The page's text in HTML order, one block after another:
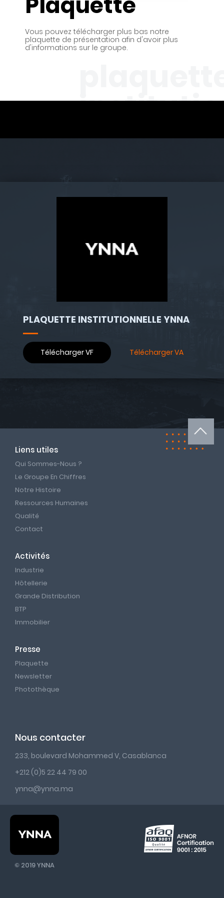
Vous pouvez télécharger plus bas notre
plaquette de présentation afin d'avoir plus
d'informations sur le groupe.
PLAQUETTE INSTITUTIONNELLE YNNA
Télécharger VF Télécharger VA
Nous contacter
233, boulevard Mohammed V, Casablanca
+212 (0)5 22 44 79 00
ynna@ynna.ma
Liens utiles
Qui Sommes-Nous ?
Le Groupe En Chiffres
Notre Histoire
Ressources Humaines
Qualité
Contact
Activités
Industrie
Hôtellerie
Grande Distribution
BTP
Immobilier
Presse
Plaquette
Newsletter
Photothèque
© 2019 YNNA